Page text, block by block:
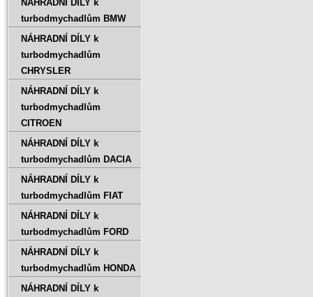
NÁHRADNÍ DÍLY k
turbodmychadlům BMW
NÁHRADNÍ DÍLY k
turbodmychadlům
CHRYSLER
NÁHRADNÍ DÍLY k
turbodmychadlům
CITROEN
NÁHRADNÍ DÍLY k
turbodmychadlům DACIA
NÁHRADNÍ DÍLY k
turbodmychadlům FIAT
NÁHRADNÍ DÍLY k
turbodmychadlům FORD
NÁHRADNÍ DÍLY k
turbodmychadlům HONDA
NÁHRADNÍ DÍLY k